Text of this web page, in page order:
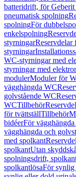
batteridrift, för
pneumatisk spolning
spolningFör
enkelspolning
styrningar
styrningar
WC-styrningar med
styrningar med
modulerModuler för
vägghängda WC
golvstående WC
WCTillbehör
för tvättställTillbehör
bidéerFör
vägghängda och
med spolkant
spolkantUtan
spolningsdrift,
spolkantlösaFör